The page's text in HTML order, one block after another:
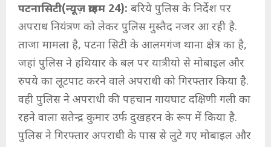
पटनासिटी(न्यूज़ क्राइम 24): बरिये पुलिस के निर्देश पर
अपराध नियंत्रण को लेकर पुलिस मुस्तैद नजर आ रही है.
ताजा मामला है, पटना सिटी के आलमगंज थाना क्षेत्र का है,
जहां पुलिस ने हथियार के बल पर यात्रीयो से मोबाइल और
रुपये का लूटपाट करने वाले अपराधी को गिरफ्तार किया है.
वही पुलिस ने अपराधी की पहचान गायघाट दक्षिणी गली का
रहने वाला सतेन्द्र कुमार उर्फ दुखहरन के रूप में किया है.
पुलिस ने गिरफ्तार अपराधी के पास से लुटे गए मोबाइल और